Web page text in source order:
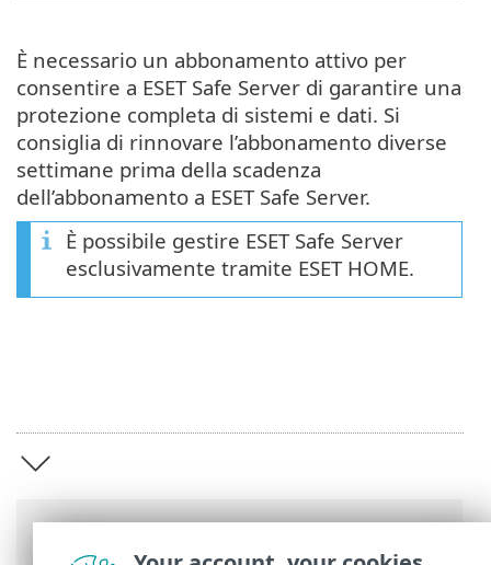
È necessario un abbonamento attivo per
consentire a ESET Safe Server di garantire una
protezione completa di sistemi e dati. Si
consiglia di rinnovare l’abbonamento diverse
settimane prima della scadenza
dell’abbonamento a ESET Safe Server.
È possibile gestire ESET Safe Server
esclusivamente tramite ESET HOME.